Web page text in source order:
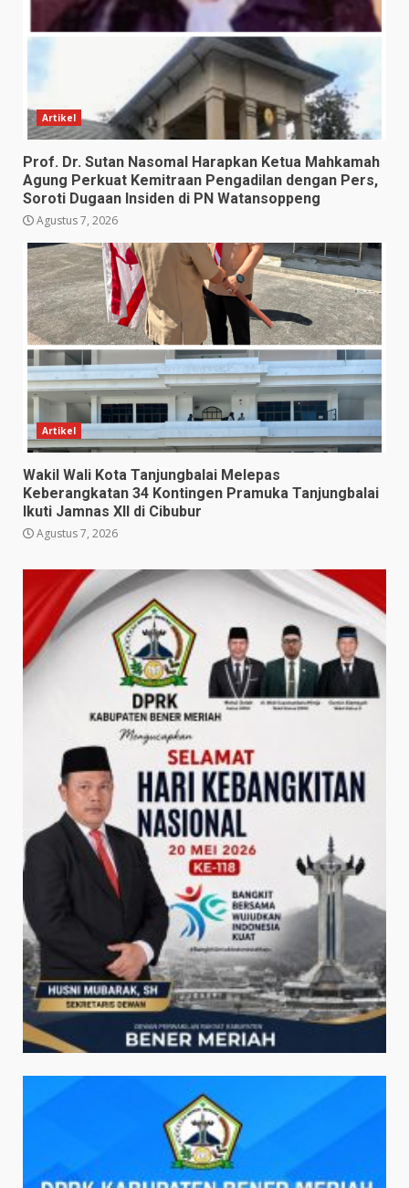
Artikel
Prof. Dr. Sutan Nasomal Harapkan Ketua Mahkamah
Agung Perkuat Kemitraan Pengadilan dengan Pers,
Soroti Dugaan Insiden di PN Watansoppeng
Agustus 7, 2026
Artikel
Wakil Wali Kota Tanjungbalai Melepas
Keberangkatan 34 Kontingen Pramuka Tanjungbalai
Ikuti Jamnas XII di Cibubur
Agustus 7, 2026